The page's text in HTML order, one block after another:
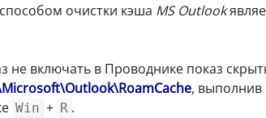
очистки кэша MS Outlook
включать в Проводнике показ
, выполнив
Win + R .